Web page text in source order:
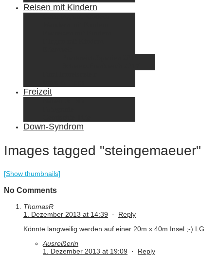
Reisen mit Kindern
Freizeit
Down-Syndrom
Images tagged "steingemaeuer"
[Show thumbnails]
No Comments
ThomasR
1. Dezember 2013 at 14:39 · Reply
Könnte langweilig werden auf einer 20m x 40m Insel ;-) LG
Ausreißerin
1. Dezember 2013 at 19:09 · Reply